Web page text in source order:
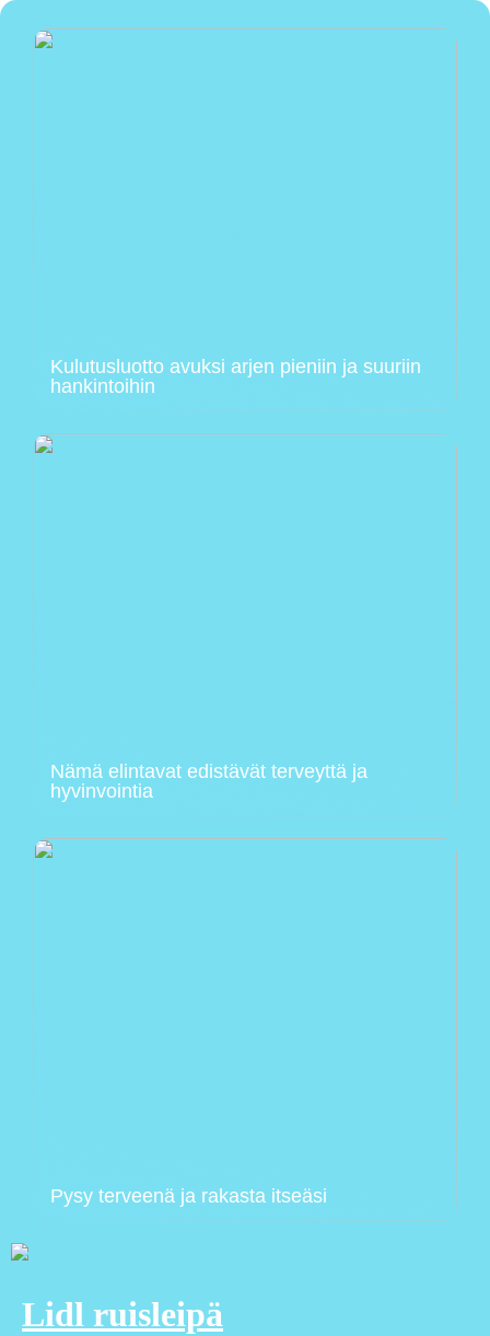
Kulutusluotto avuksi arjen pieniin ja suuriin
hankintoihin
Nämä elintavat edistävät terveyttä ja
hyvinvointia
Pysy terveenä ja rakasta itseäsi
Lidl ruisleipä